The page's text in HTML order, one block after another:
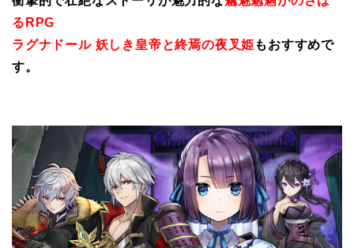
るRPG
ラグナドール 妖しき皇帝と終焉の夜叉姫 もおすすめで
す。